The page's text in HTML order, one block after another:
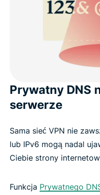
Prywatny DNS
serwerze
Sama sieć VPN nie
lub IPv6 mogą nadal
Ciebie strony
Funkcja Prywatnego